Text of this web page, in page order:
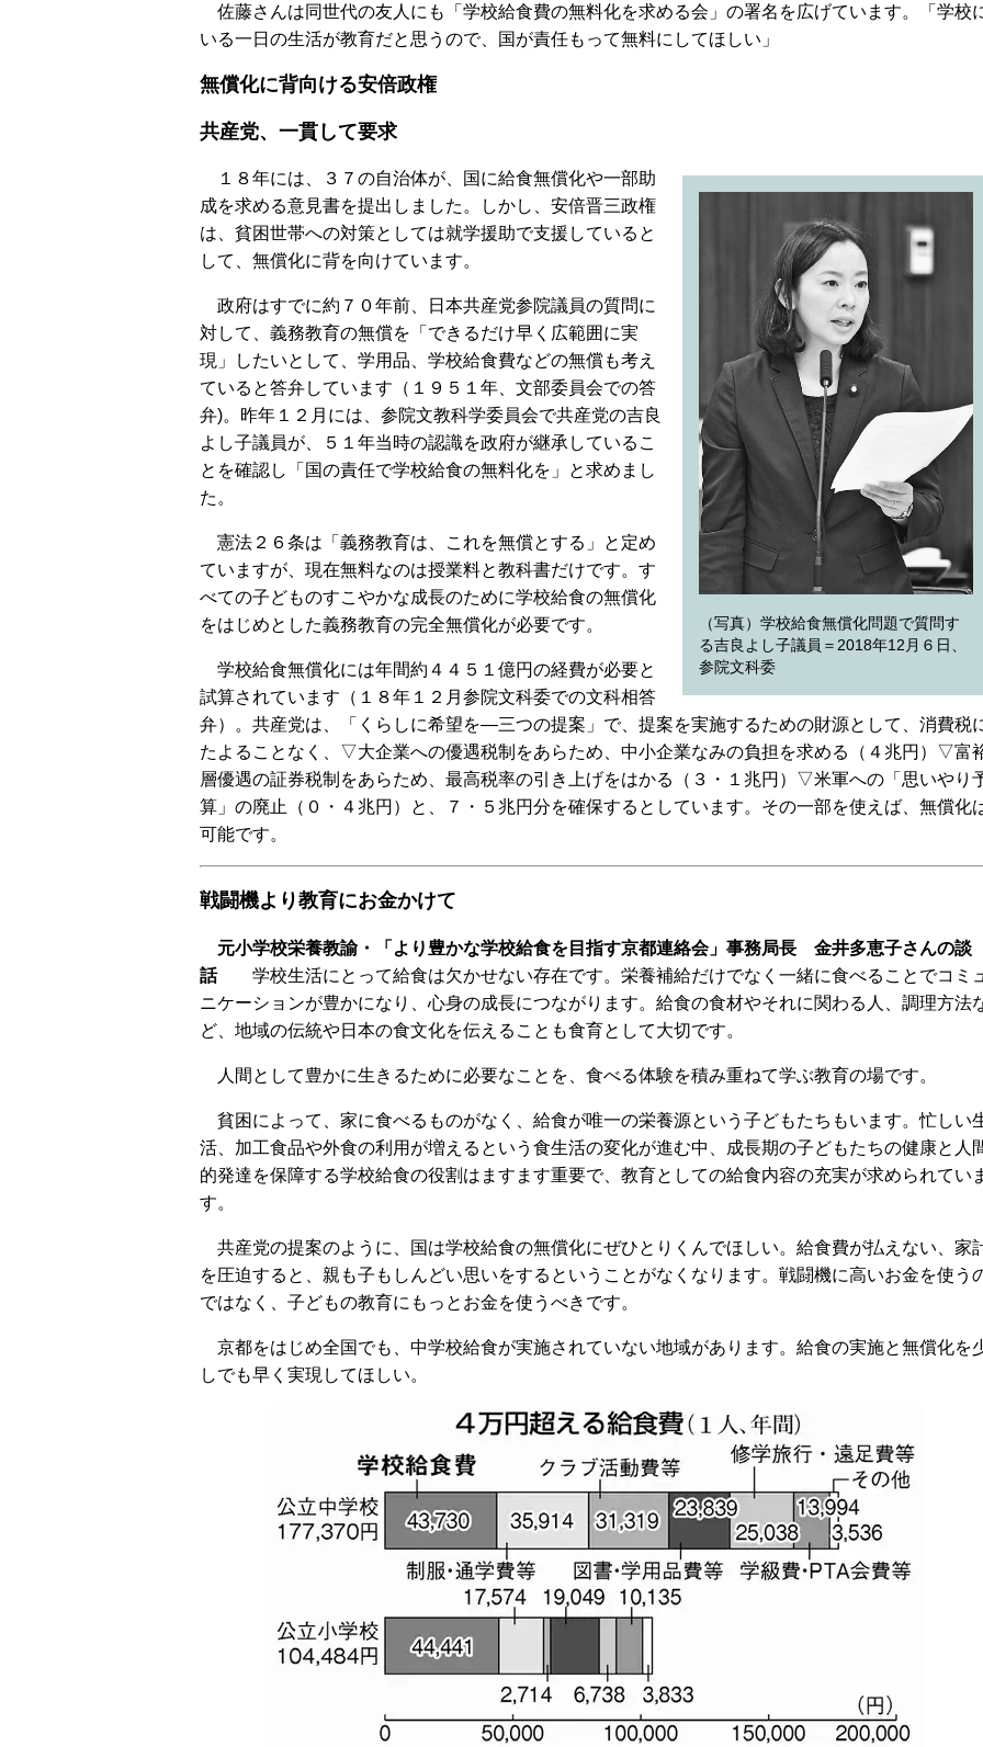
佐藤さんは同世代の友人にも「学校給食費の無料化を求める会」の署名を広げています。「学校
いる一日の生活が教育だと思うので、国が責任もって無料にしてほしい」
無償化に背向ける安倍政権
共産党、一貫して要求
（写真）学校給食無償化問題で質問す
る吉良よし子議員＝2018年12月６日、
参院文科委
１８年には、３７の自治体が、国に給食無償化や一部助
成を求める意見書を提出しました。しかし、安倍晋三政権
は、貧困世帯への対策としては就学援助で支援していると
して、無償化に背を向けています。
政府はすでに約７０年前、日本共産党参院議員の質問に
対して、義務教育の無償を「できるだけ早く広範囲に実
現」したいとして、学用品、学校給食費などの無償も考え
ていると答弁しています（１９５１年、文部委員会での答
弁)。昨年１２月には、参院文教科学委員会で共産党の吉良
よし子議員が、５１年当時の認識を政府が継承しているこ
とを確認し「国の責任で学校給食の無料化を」と求めまし
た。
憲法２６条は「義務教育は、これを無償とする」と定め
ていますが、現在無料なのは授業料と教科書だけです。す
べての子どものすこやかな成長のために学校給食の無償化
をはじめとした義務教育の完全無償化が必要です。
学校給食無償化には年間約４４５１億円の経費が必要と
試算されています（１８年１２月参院文科委での文科相答
弁）。共産党は、「くらしに希望を―三つの提案」で、提案を実施するための財源として、消費税
たよることなく、▽大企業への優遇税制をあらため、中小企業なみの負担を求める（４兆円）▽富
層優遇の証券税制をあらため、最高税率の引き上げをはかる（３・１兆円）▽米軍への「思いやり
算」の廃止（０・４兆円）と、７・５兆円分を確保するとしています。その一部を使えば、無償化
可能です。
戦闘機より教育にお金かけて
元小学校栄養教諭・「より豊かな学校給食を目指す京都連絡会」事務局長 金井多恵子さんの談
話
学校生活にとって給食は欠かせない存在です。栄養補給だけでなく一緒に食べることでコミ
ニケーションが豊かになり、心身の成長につながります。給食の食材やそれに関わる人、調理方法
ど、地域の伝統や日本の食文化を伝えることも食育として大切です。
人間として豊かに生きるために必要なことを、食べる体験を積み重ねて学ぶ教育の場です。
貧困によって、家に食べるものがなく、給食が唯一の栄養源という子どもたちもいます。忙しい
活、加工食品や外食の利用が増えるという食生活の変化が進む中、成長期の子どもたちの健康と人
的発達を保障する学校給食の役割はますます重要で、教育としての給食内容の充実が求められてい
す。
共産党の提案のように、国は学校給食の無償化にぜひとりくんでほしい。給食費が払えない、家
を圧迫すると、親も子もしんどい思いをするということがなくなります。戦闘機に高いお金を使う
ではなく、子どもの教育にもっとお金を使うべきです。
京都をはじめ全国でも、中学校給食が実施されていない地域があります。給食の実施と無償化を
しでも早く実現してほしい。